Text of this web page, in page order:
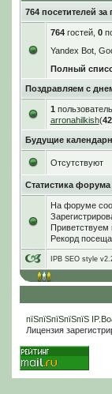
764 посетителей
764гостей, 0
Yandex Bot,
Полный
Поздравляем с
1
arronahilkish(42
Будущие
Отсутствуют
Статистика форума
На форуме
Приветствуем
Рекорд
IPB SEO style
пїЅпїЅпїЅпїЅпїЅ
Лицензия